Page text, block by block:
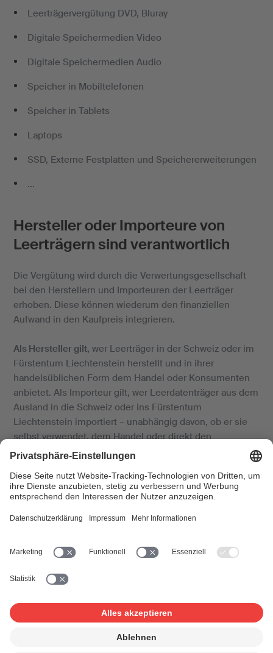
Leerträgervergütung DVD, Bluray
Digitale Speichermedien Video
Digitale Speichermedien Audio
Speicher in Mobiltelefonen
Speicher in Tablets
Laptops
SSD, Externe Festplatten und Speichererweiterungen
...
Hersteller oder Importeure von
Leerträgern sind verantwortlich
Die Vergütung wird durch die Verwertungsgesellschaft
bei den Herstellern und Importeuren der Leerträger
erhoben. Diese können wiederum den finanziellen
Aufwand in den Kaufpreis integrieren.
Als Hersteller gilt, wer Leerträger in der Schweiz oder im
Fürstentum Liechtenstein herstellt und in ihrer
handelsüblichen Form dem Handel oder Konsumenten
anbietet. Als Importeur gilt, wer Leerdatenträger aus dem
Ausland in die Schweiz oder ins Fürstentum
Liechtenstein importiert – unabhängig davon, ob er sie
selbst verwendet, dem Handel oder direkt den
Konsumenten anbietet.
Als Importeur giltauch ein im Ausland ansässiger
Anbieter, der Leerträger z. B. über Online-Shops
Liechtenstein anbietet und die Konsumenten dabei so
inländischen Anbieter erwerben.
Die Höhe der Vergütungen der Tarife wird regelmässig
verhandelt und aufgrund aktueller Daten und Preise